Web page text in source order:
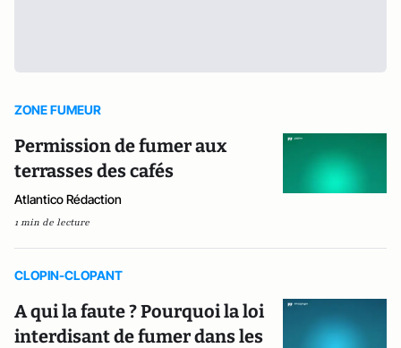
ZONE FUMEUR
Permission de fumer aux
terrasses des cafés
Atlantico Rédaction
1 min de lecture
CLOPIN-CLOPANT
A qui la faute ? Pourquoi la loi
interdisant de fumer dans les